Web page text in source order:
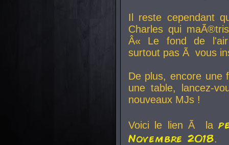
Il reste cependant
Charles qui
Â« Le fond de
surtout pas Ã vous
De plus, encore une
une table, lancez-
nouveaux MJs !
Voici le lien Ã la
Novembre 2018.